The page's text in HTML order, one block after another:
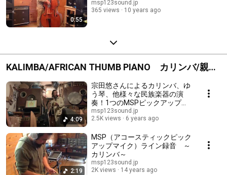
0:55
msp123sound.jp
365 views
10 years ago
KALIMBA/AFRICAN THUMB PIANO カリンバ/親指
ピアノ
4:09
宗田悠さんによるカリンバ、ゆ
う琴、他様々な民族楽器の演
奏！1つのMSPピックアップを
楽曲中に別楽器に付け替えるパ
フォーマンスも！
msp123sound.jp
2.5K views
6 years ago
2:19
MSP（アコースティックピック
アップマイク）ライン録音 ～
カリンバ～
msp123sound.jp
2K views
14 years ago